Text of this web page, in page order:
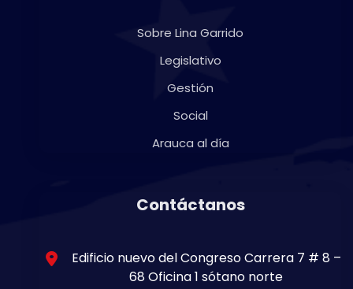
Sobre Lina Garrido
Legislativo
Gestión
Social
Arauca al día
Contáctanos
Edificio nuevo del Congreso Carrera 7 # 8 –
68 Oficina 1 sótano norte